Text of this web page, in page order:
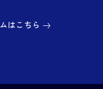
はこちら